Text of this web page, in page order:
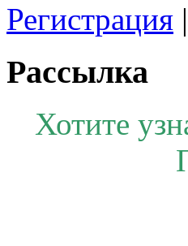
Регистрация |
Рассылка
Хотите